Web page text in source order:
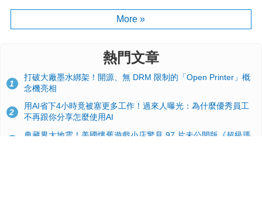
More »
熱門文章
1
打破大廠墨水綁架！開源、無 DRM 限制的「Open Printer」概
念機亮相
2
用AI省下4小時竟被塞更多工作！過來人曝光：為什麼優秀員工
不再跟你分享怎麼使用AI
典藏界大地震！美國懷舊遊戲小店驚見 97 片未公開版《超級瑪